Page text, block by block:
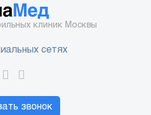
клиник Москвы
сетях
звонок